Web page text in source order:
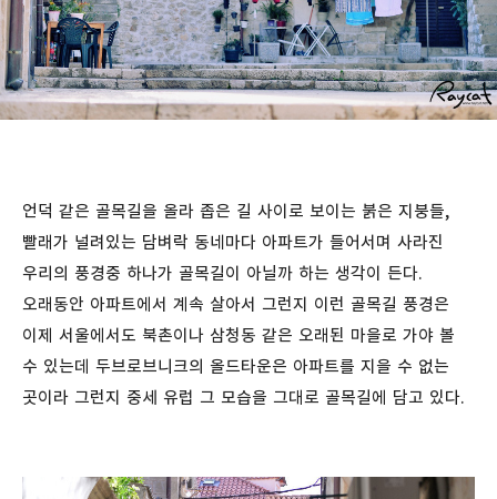
언덕 같은 골목길을 올라 좁은 길 사이로 보이는 붉은 지붕들,
빨래가 널려있는 담벼락 동네마다 아파트가 들어서며 사라진
우리의 풍경중 하나가 골목길이 아닐까 하는 생각이 든다.
오래동안 아파트에서 계속 살아서 그런지 이런 골목길 풍경은
이제 서울에서도 북촌이나 삼청동 같은 오래된 마을로 가야 볼
수 있는데 두브로브니크의 올드타운은 아파트를 지을 수 없는
곳이라 그런지 중세 유럽 그 모습을 그대로 골목길에 담고 있다.